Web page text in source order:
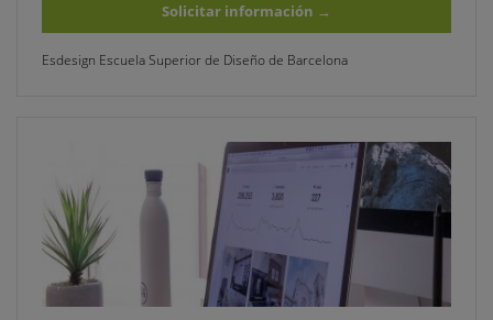
Solicitar información →
Esdesign Escuela Superior de Diseño de Barcelona